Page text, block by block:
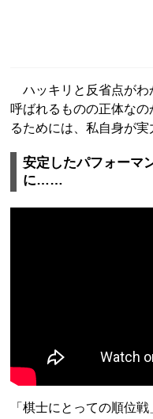
ハッキリと反省点が
呼ばれるものの正体な
るためには、私自身が実
安定したパフォーマ
に……
「棋士にとっての順位